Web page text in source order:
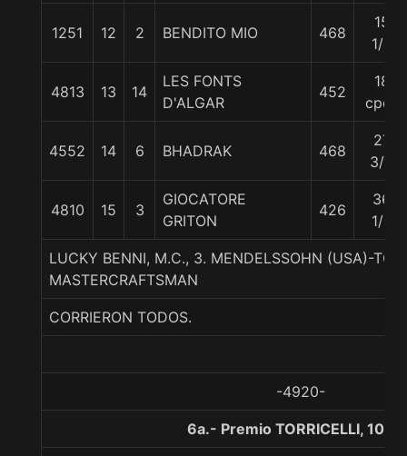
1251 12 2 BENDITO MIO 468
15
1/2
4813 13 14
LES FONTS
D'ALGAR
452
18
cpos
4552 14 6 BHADRAK 468
27
3/4
4810 15 3
GIOCATORE
GRITON
426
36
1/2
LUCKY BENNI, M.C., 3. MENDELSSOHN (USA)-
MASTERCRAFTSMAN
CORRIERON TODOS.
-4920-
6a.- Premio TORRICELLI,